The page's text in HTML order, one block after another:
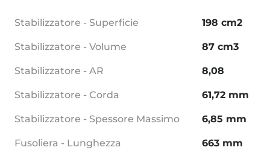
Stabilizzatore - Superficie 198 cm2
Stabilizzatore - Volume 87 cm3
Stabilizzatore - AR 8,08
Stabilizzatore - Corda 61,72 mm
Stabilizzatore - Spessore Massimo 6,85 mm
Fusoliera - Lunghezza 663 mm